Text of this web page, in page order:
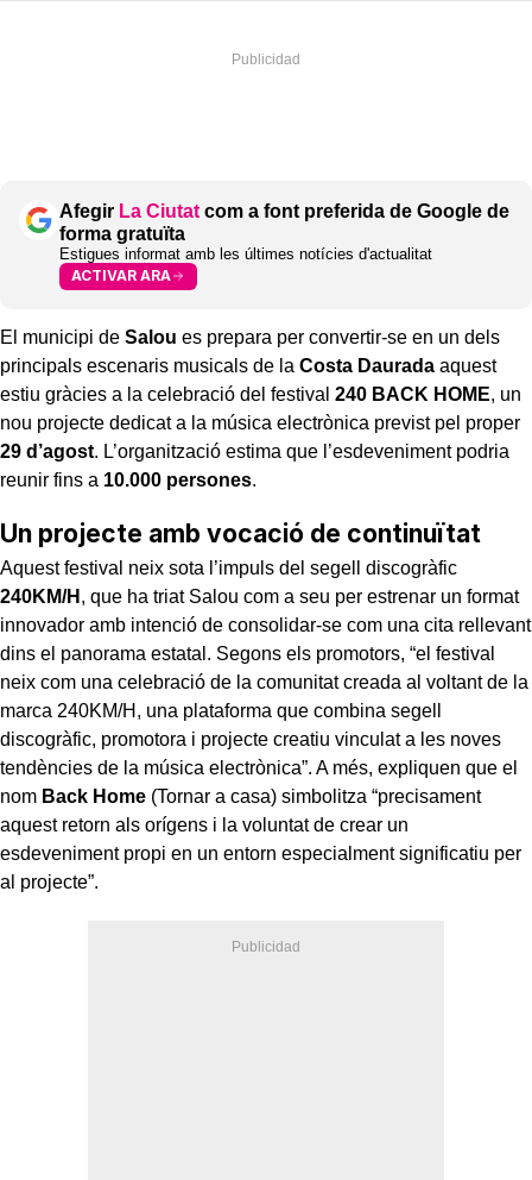
Afegir La Ciutat com a font preferida de Google de
forma gratuïta
Estigues informat amb les últimes notícies d'actualitat
ACTIVAR ARA
El municipi de Salou es prepara per convertir-se en un dels
principals escenaris musicals de la Costa Daurada aquest
estiu gràcies a la celebració del festival 240 BACK HOME, un
nou projecte dedicat a la música electrònica previst pel proper
29 d’agost. L’organització estima que l’esdeveniment podria
reunir fins a 10.000 persones.
Un projecte amb vocació de continuïtat
Aquest festival neix sota l’impuls del segell discogràfic
240KM/H , que ha triat Salou com a seu per estrenar un format
innovador amb intenció de consolidar-se com una cita rellevant
dins el panorama estatal. Segons els promotors, “el festival
neix com una celebració de la comunitat creada al voltant de la
marca 240KM/H, una plataforma que combina segell
discogràfic, promotora i projecte creatiu vinculat a les noves
tendències de la música electrònica”. A més, expliquen que el
nom Back Home (Tornar a casa) simbolitza “precisament
aquest retorn als orígens i la voluntat de crear un
esdeveniment propi en un entorn especialment significatiu per
al projecte”.